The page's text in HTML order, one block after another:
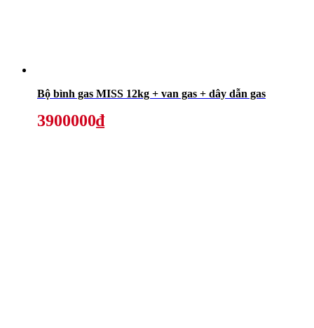
Bộ bình gas MISS 12kg + van gas + dây dẫn gas
3900000₫